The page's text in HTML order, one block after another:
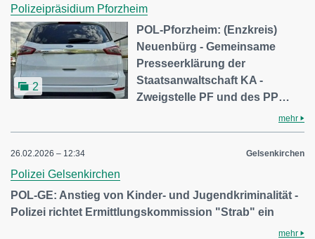
Polizeipräsidium Pforzheim
2
POL-Pforzheim: (Enzkreis)
Neuenbürg - Gemeinsame
Presseerklärung der
Staatsanwaltschaft KA -
Zweigstelle PF und des PP…
mehr
26.02.2026 – 12:34 Gelsenkirchen
Polizei Gelsenkirchen
POL-GE: Anstieg von Kinder- und Jugendkriminalität -
Polizei richtet Ermittlungskommission "Strab" ein
mehr